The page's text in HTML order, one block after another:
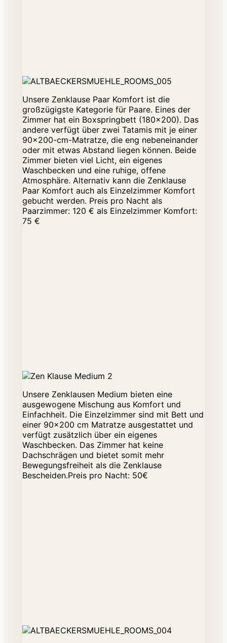
Unsere Zenklause Paar Komfort ist die
großzügigste Kategorie für Paare. Eines der
Zimmer hat ein Boxspringbett (180×200). Das
andere verfügt über zwei Tatamis mit je einer
90×200-cm-Matratze, die eng nebeneinander
oder mit etwas Abstand liegen können. Beide
Zimmer bieten viel Licht, ein eigenes
Waschbecken und eine ruhige, offene
Atmosphäre. Alternativ kann die Zenklause
Paar Komfort auch als Einzelzimmer Komfort
gebucht werden. Preis pro Nacht als
Paarzimmer: 120 € als Einzelzimmer Komfort:
75 €
Unsere Zenklausen Medium bieten eine
ausgewogene Mischung aus Komfort und
Einfachheit. Die Einzelzimmer sind mit Bett und
einer 90x200 cm Matratze ausgestattet und
verfügt zusätzlich über ein eigenes
Waschbecken. Das Zimmer hat keine
Dachschrägen und bietet somit mehr
Bewegungsfreiheit als die Zenklause
Bescheiden.Preis pro Nacht: 50€